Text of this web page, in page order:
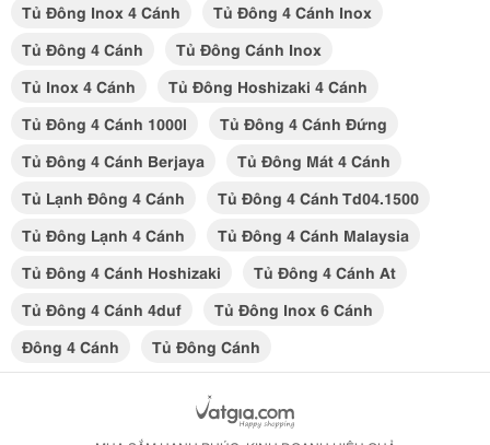
Tủ Đông Inox 4 Cánh
Tủ Đông 4 Cánh Inox
Tủ Đông 4 Cánh
Tủ Đông Cánh Inox
Tủ Inox 4 Cánh
Tủ Đông Hoshizaki 4 Cánh
Tủ Đông 4 Cánh 1000l
Tủ Đông 4 Cánh Đứng
Tủ Đông 4 Cánh Berjaya
Tủ Đông Mát 4 Cánh
Tủ Lạnh Đông 4 Cánh
Tủ Đông 4 Cánh Td04.1500
Tủ Đông Lạnh 4 Cánh
Tủ Đông 4 Cánh Malaysia
Tủ Đông 4 Cánh Hoshizaki
Tủ Đông 4 Cánh At
Tủ Đông 4 Cánh 4duf
Tủ Đông Inox 6 Cánh
Đông 4 Cánh
Tủ Đông Cánh